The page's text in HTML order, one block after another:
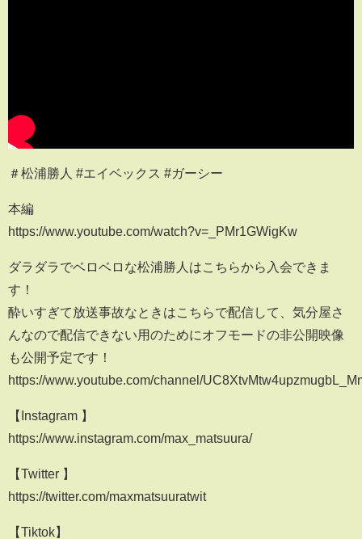
＃松浦勝人 #エイベックス #ガーシー
本編
https://www.youtube.com/watch?v=_PMr1GWigKw
ダラダラでベロベロな松浦勝人はこちらから入会できま
す！
酔いすぎて放送事故なときはこちらで配信して、気分屋さ
んなので配信できない用のためにオフモードの非公開映像
も公開予定です！
https://www.youtube.com/channel/
【Instagram 】
https://www.instagram.com/max_matsuura/
【Twitter 】
https://twitter.com/maxmatsuuratwit
【Tiktok】